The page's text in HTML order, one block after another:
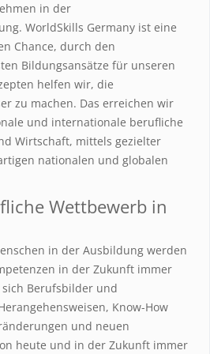
in der
WorldSkills Germany ist eine
Chance, durch den
Bildungsansätze für unseren
helfen wir, die
zu machen. Das erreichen wir
und internationale berufliche
Wirtschaft, mittels gezielter
nationalen und globalen
Wettbewerb in
in der Ausbildung werden
in der Zukunft immer
Berufsbilder und
Know-How
und neuen
heute und in der Zukunft immer